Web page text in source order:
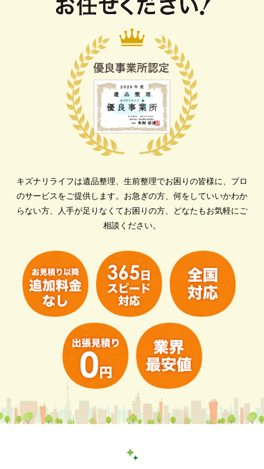
キズナリライフは遺品整理、生前整理でお困りの皆様に、プロ
のサービスをご提供します。 お急ぎの方、何をしていいかわか
らない方、人手が足りなくてお困りの方、どなたもお気軽にご
相談ください。